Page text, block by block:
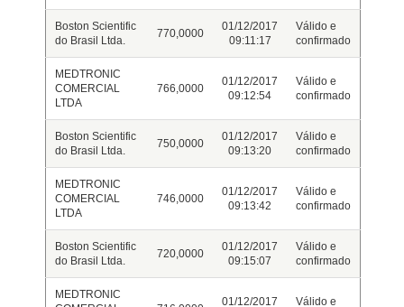
Boston Scientific
do Brasil Ltda.
770,0000
01/12/2017
09:11:17
Válido e
confirmado
MEDTRONIC
COMERCIAL
LTDA
766,0000
01/12/2017
09:12:54
Válido e
confirmado
Boston Scientific
do Brasil Ltda.
750,0000
01/12/2017
09:13:20
Válido e
confirmado
MEDTRONIC
COMERCIAL
LTDA
746,0000
01/12/2017
09:13:42
Válido e
confirmado
Boston Scientific
do Brasil Ltda.
720,0000
01/12/2017
09:15:07
Válido e
confirmado
MEDTRONIC
01/12/2017 Válido e